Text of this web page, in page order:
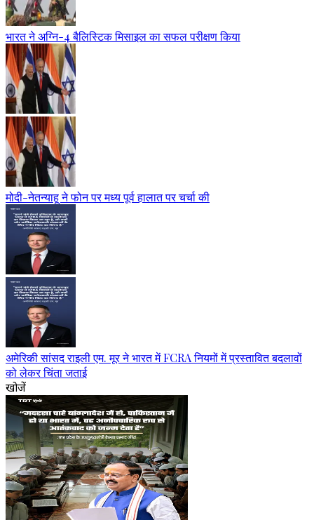
भारत ने अग्नि-4 बैलिस्टिक मिसाइल का सफल परीक्षण किया
मोदी-नेतन्याहू ने फोन पर मध्य पूर्व हालात पर चर्चा की
अमेरिकी सांसद राइली एम. मूर ने भारत में FCRA नियमों में प्रस्तावित बदलावों
को लेकर चिंता जताई
खोजें